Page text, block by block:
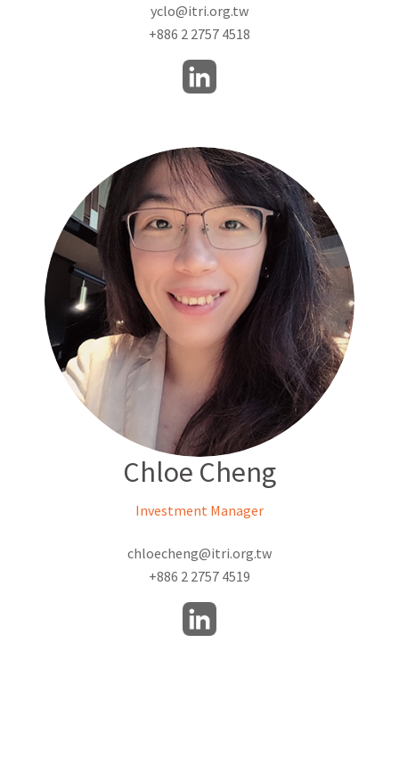
yclo@itri.org.tw
+886 2 2757 4518
Chloe Cheng
Investment Manager
chloecheng@itri.org.tw
+886 2 2757 4519